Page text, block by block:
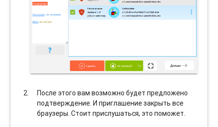
После этого вам возможно будет предложено
подтверждение. И приглашение закрыть все
браузеры. Стоит прислушаться, это поможет.